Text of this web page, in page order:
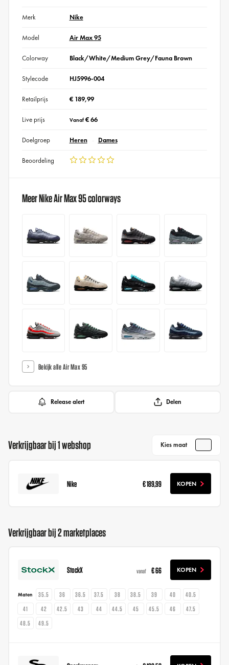
Merk Nike
Model Air Max 95
Colorway Black/White/Medium Grey/Fauna Brown
Stylecode HJ5996-004
Retailprijs € 189,99
Live prijs Vanaf€ 66
Doelgroep Heren Dames
Beoordeling
Meer Nike Air Max 95 colorways
Bekijk alle Air Max 95
Release alert Delen
Verkrijgbaar bij 1 webshop Kies maat
Nike € 189,99 KOPEN
Verkrijgbaar bij 2 marketplaces
StockX vanaf € 66 KOPEN
Maten 35.5 36 36.5 37.5 38 38.5 39 40
40.5
41
42 42.5 43 44 44.5 45 45.5 46
47.5
48.5
49.5